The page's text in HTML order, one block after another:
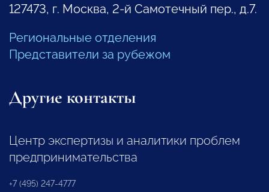
127473, г. Москва, 2-й Самотечный пер., д.7.
Региональные отделения
Представители за рубежом
Другие контакты
Центр экспертизы и аналитики проблем
предпринимательства
+7 (495) 247-4777